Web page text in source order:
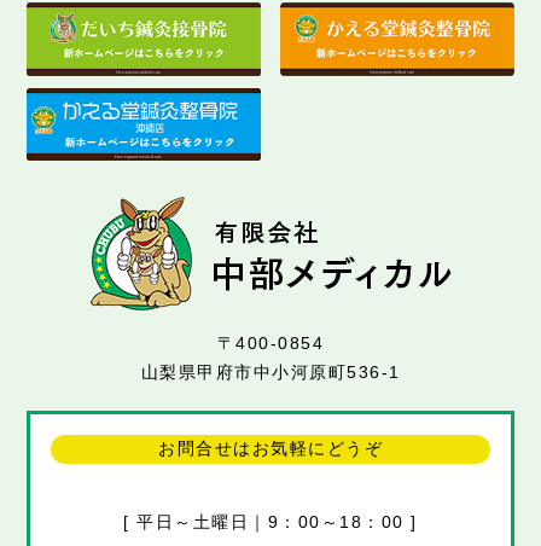
〒400-0854
山梨県甲府市中小河原町536-1
お問合せはお気軽にどうぞ
[ 平日～土曜日｜9：00～18：00 ]